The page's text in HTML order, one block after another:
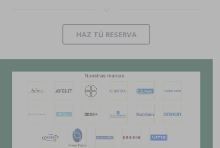
HAZ TÚ RESERVA